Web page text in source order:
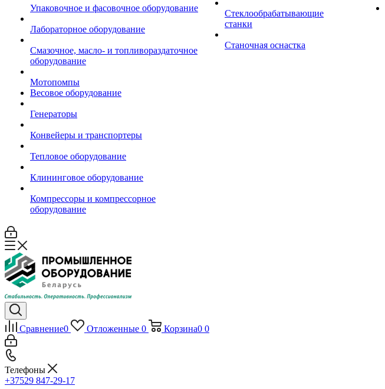
Упаковочное и фасовочное оборудование
Лабораторное оборудование
Смазочное, масло- и топливораздаточное
оборудование
Мотопомпы
Весовое оборудование
Генераторы
Конвейеры и транспортеры
Тепловое оборудование
Клининговое оборудование
Компрессоры и компрессорное
оборудование
Стеклообрабатывающие
станки
Станочная оснастка
Сравнение0 Отложенные 0 Корзина0 0
Телефоны
+37529 847-29-17‬